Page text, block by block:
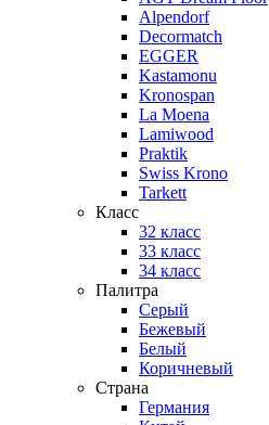
Alpendorf
Decormatch
EGGER
Kastamonu
Kronospan
La Moena
Lamiwood
Praktik
Swiss Krono
Tarkett
Класс
32 класс
33 класс
34 класс
Палитра
Серый
Бежевый
Белый
Коричневый
Страна
Германия